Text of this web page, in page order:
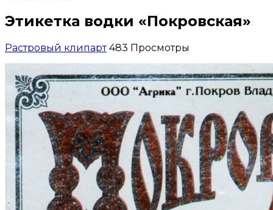
Этикетка водки «Покровская»
Растровый клипарт 483 Просмотры